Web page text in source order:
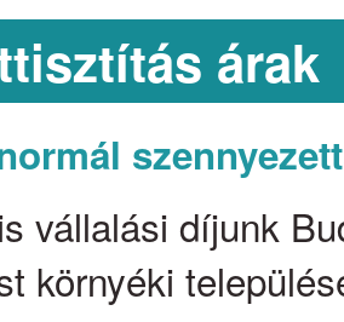
árak
vállalási díjunk
környéki